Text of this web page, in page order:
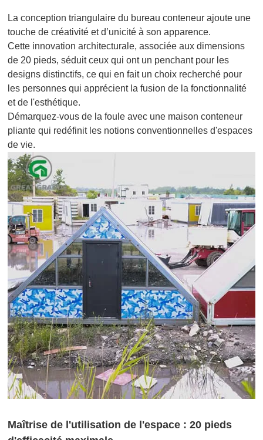
La conception triangulaire du bureau conteneur ajoute une
touche de créativité et d’unicité à son apparence.
Cette innovation architecturale, associée aux dimensions
de 20 pieds, séduit ceux qui ont un penchant pour les
designs distinctifs, ce qui en fait un choix recherché pour
les personnes qui apprécient la fusion de la fonctionnalité
et de l'esthétique.
Démarquez-vous de la foule avec une maison conteneur
pliante qui redéfinit les notions conventionnelles d'espaces
de vie.
Maîtrise de l'utilisation de l'espace : 20 pieds